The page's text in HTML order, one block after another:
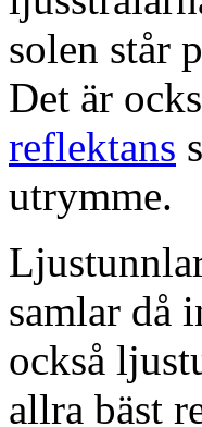
solen står
Det är
reflektans
utrymme.
samlar då
också
allra bäst